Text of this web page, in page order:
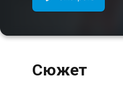
Сюжет